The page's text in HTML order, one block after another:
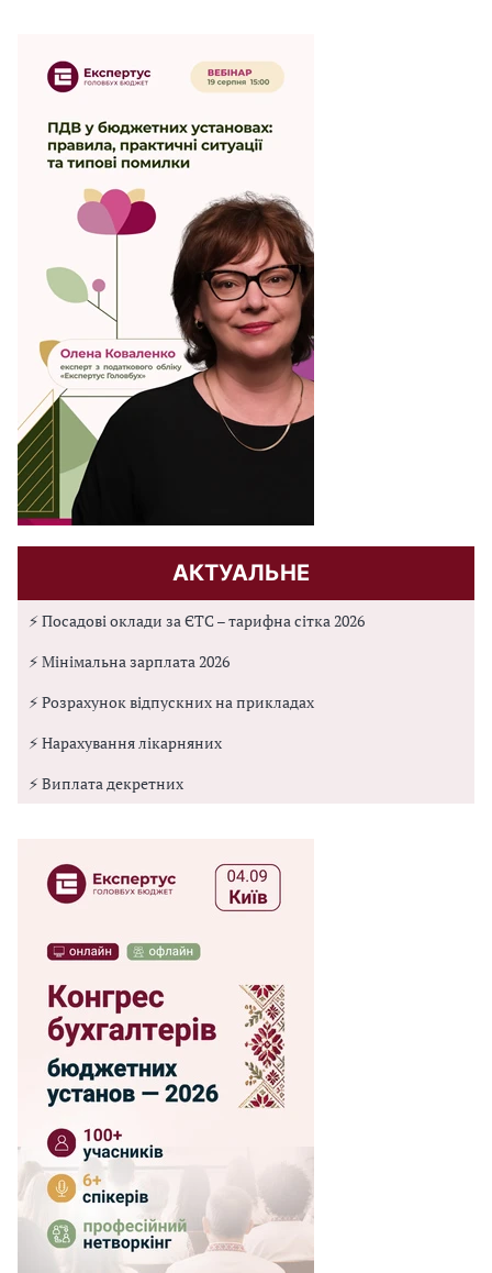
АКТУАЛЬНЕ
⚡ Посадові оклади за ЄТС – тарифна сітка 2026
⚡ Мінімальна зарплата 2026
⚡ Розрахунок відпускних на прикладах
⚡ Нарахування лікарняних
⚡ Виплата декретних